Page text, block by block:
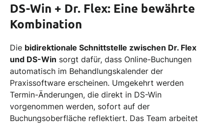
DS-Win + Dr. Flex: Eine bewährte
Kombination
Die bidirektionale Schnittstelle zwischen Dr. Flex
und DS-Win sorgt dafür, dass Online-Buchungen
automatisch im Behandlungskalender der
Praxissoftware erscheinen. Umgekehrt werden
Termin-Änderungen, die direkt in DS-Win
vorgenommen werden, sofort auf der
Buchungsoberfläche reflektiert. Das Team arbeitet